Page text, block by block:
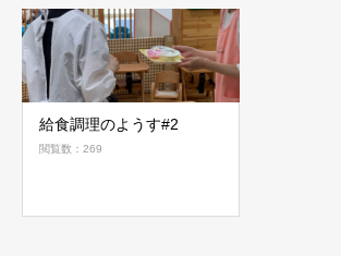
給食調理のようす#2
閲覧数：269